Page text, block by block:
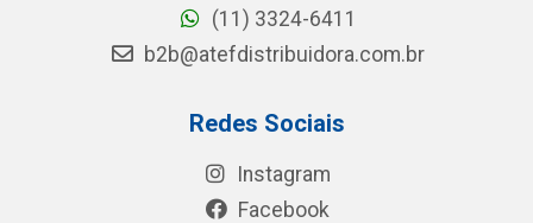
(11) 3324-6411
b2b@atefdistribuidora.com.br
Redes Sociais
Instagram
Facebook